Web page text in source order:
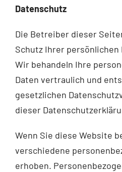
Datenschutz
Die Betreiber dieser
Schutz Ihrer persönlichen
Wir behandeln Ihre
Daten vertraulich und
gesetzlichen
dieser
Wenn Sie diese Website
verschiedene
erhoben.